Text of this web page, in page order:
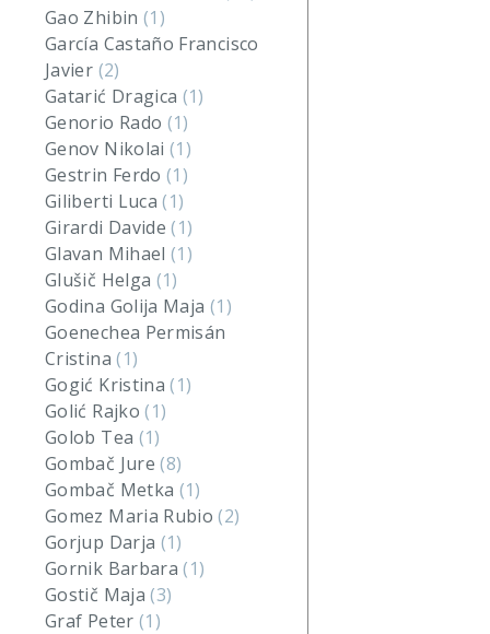
Gao Zhibin (1)
García Castaño Francisco
Javier (2)
Gatarić Dragica (1)
Genorio Rado (1)
Genov Nikolai(1)
Gestrin Ferdo(1)
Giliberti Luca(1)
Girardi Davide(1)
Glavan Mihael(1)
Glušič Helga (1)
Godina Golija Maja (1)
Goenechea Permisán
Cristina(1)
Gogić Kristina(1)
Golić Rajko(1)
Golob Tea (1)
Gombač Jure(8)
Gombač Metka (1)
Gomez Maria Rubio(2)
Gorjup Darja (1)
Gornik Barbara(1)
Gostič Maja(3)
Graf Peter (1)